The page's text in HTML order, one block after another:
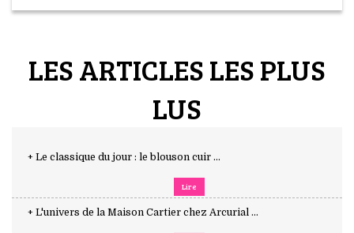
LES ARTICLES LES PLUS
LUS
+ Le classique du jour : le blouson cuir ...
Lire
+ L'univers de la Maison Cartier chez Arcurial ...